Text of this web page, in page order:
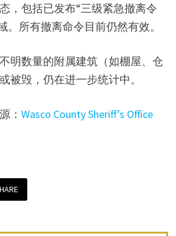
，包括已发布“三级紧急撤离令
。所有撤离命令目前仍然有效。
明数量的附属建筑（如棚屋、仓
被毁，仍在进一步统计中。
： Wasco County Sheriff’s Office